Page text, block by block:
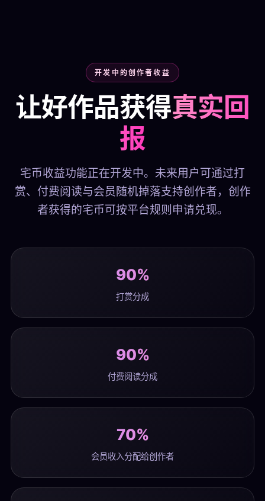
开发中的创作者收益
让好作品获得真实回
报
宅币收益功能正在开发中。未来用户可通过打
赏、付费阅读与会员随机掉落支持创作者，创作
者获得的宅币可按平台规则申请兑现。
90%
打赏分成
90%
付费阅读分成
70%
会员收入分配给创作者